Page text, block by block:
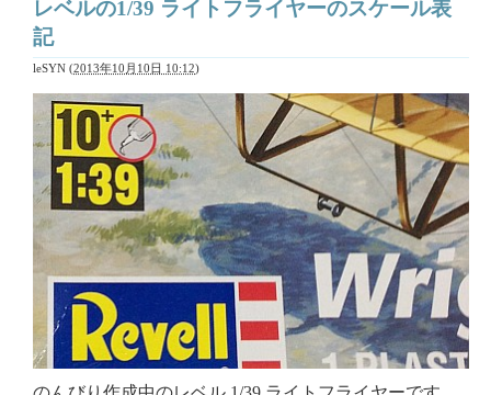
レベルの1/39 ライトフライヤーのスケール表
記
leSYN (2013年10月10日 10:12)